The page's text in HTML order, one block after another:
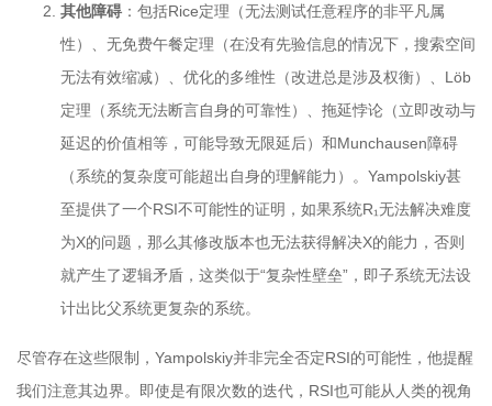
其他障碍 ：包括Rice定理（无法测试任意程序的非平凡属
性）、无免费午餐定理（在没有先验信息的情况下，搜索空间
无法有效缩减）、优化的多维性（改进总是涉及权衡）、Löb
定理（系统无法断言自身的可靠性）、拖延悖论（立即改动与
延迟的价值相等，可能导致无限延后）和Munchausen障碍
（系统的复杂度可能超出自身的理解能力）。Yampolskiy甚
至提供了一个RSI不可能性的证明，如果系统R₁无法解决难度
为X的问题，那么其修改版本也无法获得解决X的能力，否则
就产生了逻辑矛盾，这类似于“复杂性壁垒”，即子系统无法设
计出比父系统更复杂的系统。
尽管存在这些限制，Yampolskiy并非完全否定RSI的可能性，他提醒
我们注意其边界。即使是有限次数的迭代，RSI也可能从人类的视角